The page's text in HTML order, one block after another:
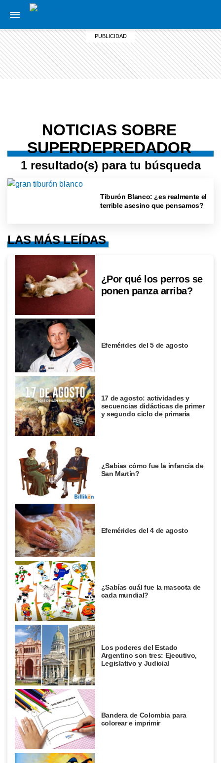
NOTICIAS SOBRE
SUPERDEPREDADOR
1 resultado(s) para tu búsqueda
Tiburón Blanco: ¿es realmente el
terrible asesino que pensamos?
LAS MÁS LEÍDAS
¿Por qué los perros se
ponen panza arriba?
Efemérides del 5 de agosto
17 de agosto: actividades y
secuencias didácticas de primer
y segundo ciclo de primaria
¿Sabías cómo fue la infancia de
San Martín?
Efemérides del 4 de agosto
¿Sabías cuál fue la mascota de
cada mundial?
Los poderes del Estado
Argentino son tres: Ejecutivo,
Legislativo y Judicial
Bandera de Colombia para
colorear e imprimir